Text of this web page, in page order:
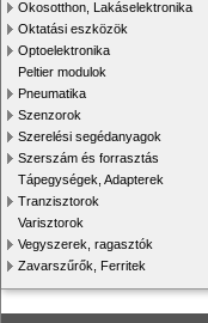
Okosotthon, Lakáselektronika
Oktatási eszközök
Optoelektronika
Peltier modulok
Pneumatika
Szenzorok
Szerelési segédanyagok
Szerszám és forrasztás
Tápegységek, Adapterek
Tranzisztorok
Varisztorok
Vegyszerek, ragasztók
Zavarszűrők, Ferritek